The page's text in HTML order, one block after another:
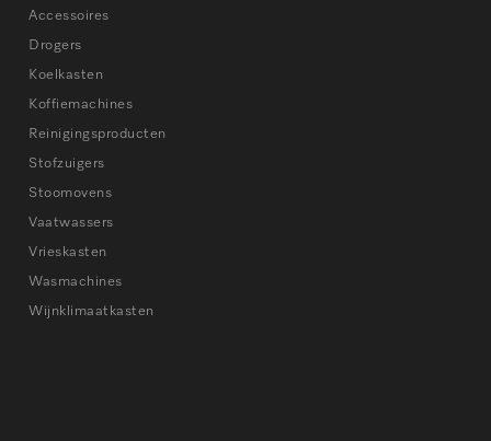
Accessoires
Drogers
Koelkasten
Koffiemachines
Reinigingsproducten
Stofzuigers
Stoomovens
Vaatwassers
Vrieskasten
Wasmachines
Wijnklimaatkasten